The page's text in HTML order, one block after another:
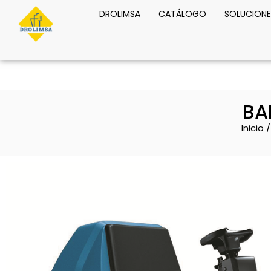
DROLIMSA CATÁLOGO
Inicio